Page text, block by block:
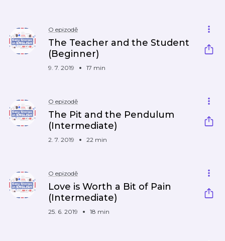
O epizodě
The Teacher and the Student
(Beginner)
9. 7. 2019 17 min
O epizodě
The Pit and the Pendulum
(Intermediate)
2. 7. 2019 22 min
O epizodě
Love is Worth a Bit of Pain
(Intermediate)
25. 6. 2019 18 min